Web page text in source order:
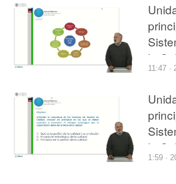
la
de
11:47 ·
la
1:59 ·